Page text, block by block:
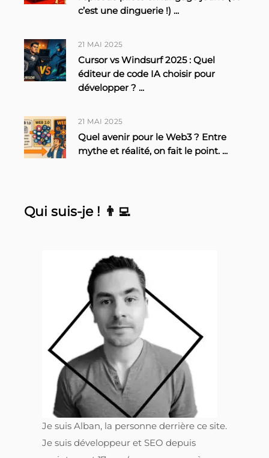
c’est une dinguerie !) ...
21 MAI 2025
Cursor vs Windsurf 2025 : Quel
éditeur de code IA choisir pour
développer ? ...
21 MAI 2025
Quel avenir pour le Web3 ? Entre
mythe et réalité, on fait le point. ...
Qui suis-je ! 👨‍💻
Je suis Alban, la personne derrière ce site.
Je suis développeur et SEO depuis